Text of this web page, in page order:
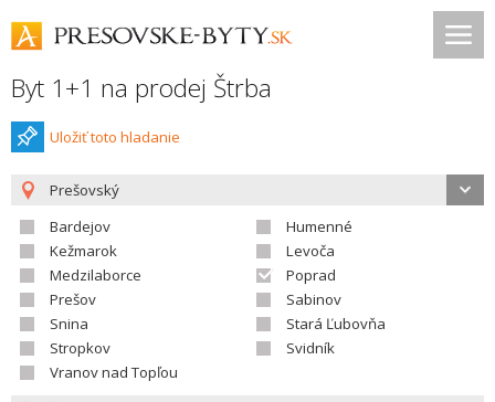
Byt 1+1 na prodej Štrba
Uložiť toto hladanie
Prešovský
Bardejov
Humenné
Kežmarok
Levoča
Medzilaborce
Poprad
Prešov
Sabinov
Snina
Stará Ľubovňa
Stropkov
Svidník
Vranov nad Topľou